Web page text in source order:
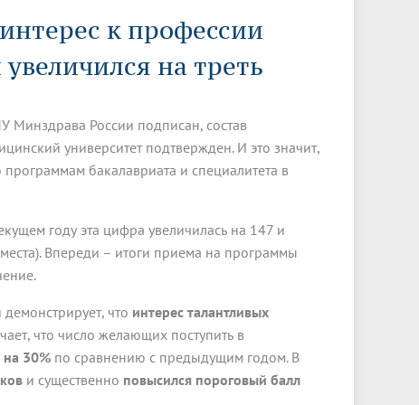
Сведения об образовательной
организации
Карта сайта
Государственная итоговая аттестация
Внутренняя оценка качества
Всероссийская студенческая
олимпиада по хирургии с
международным участием
Электронная учебная библиотека
здравоохранения
Докторантура
Грантовые фонды
Публикационная активность
НИИ кардиологии
Выпускники БГМУ – ветераны ВОВ
жизни
Юбиляры
Великой Отечественной войне
«МЕДМОЛ»
к профессии
на треть
Минздрава России подписан, состав
университет подтвержден. И это значит,
бакалавриата и специалитета в
году эта цифра увеличилась на 147 и
Впереди – итоги приема на программы
что интерес талантливых
что число желающих поступить в
30% по сравнению с предыдущим годом. В
и существенно повысился пороговый балл